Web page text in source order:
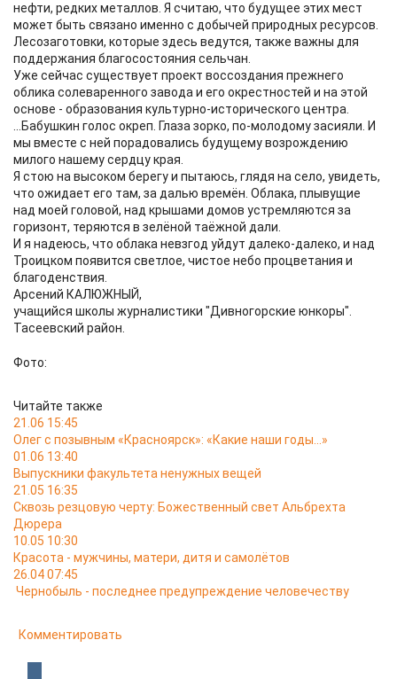
нефти, редких металлов. Я считаю, что будущее этих мест
может быть связано именно с добычей природных ресурсов.
Лесозаготовки, которые здесь ведутся, также важны для
поддержания благосостояния сельчан.
Уже сейчас существует проект воссоздания прежнего
облика солеваренного завода и его окрестностей и на этой
основе - образования культурно-исторического центра.
...Бабушкин голос окреп. Глаза зорко, по-молодому засияли. И
мы вместе с ней порадовались будущему возрождению
милого нашему сердцу края.
Я стою на высоком берегу и пытаюсь, глядя на село, увидеть,
что ожидает его там, за далью времён. Облака, плывущие
над моей головой, над крышами домов устремляются за
горизонт, теряются в зелёной таёжной дали.
И я надеюсь, что облака невзгод уйдут далеко-далеко, и над
Троицком появится светлое, чистое небо процветания и
благоденствия.
Арсений КАЛЮЖНЫЙ,
учащийся школы журналистики "Дивногорские юнкоры".
Тасеевский район.
Фото:
Читайте также
21.06 15:45
Олег с позывным «Красноярск»: «Какие наши годы…»
01.06 13:40
Выпускники факультета ненужных вещей
21.05 16:35
Сквозь резцовую черту: Божественный свет Альбрехта
Дюрера
10.05 10:30
Красота - мужчины, матери, дитя и самолётов
26.04 07:45
Чернобыль - последнее предупреждение человечеству
Комментировать